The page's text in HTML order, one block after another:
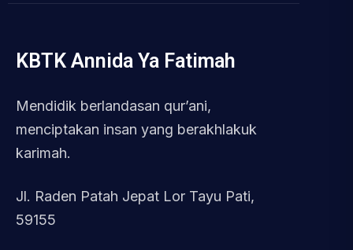
KBTK Annida Ya Fatimah
Mendidik berlandasan qur’ani,
menciptakan insan yang berakhlakuk
karimah.
Jl. Raden Patah Jepat Lor Tayu Pati,
59155